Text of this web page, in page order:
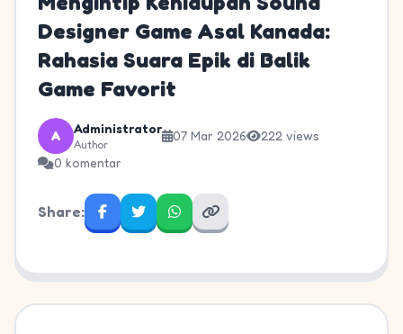
Designer Game Asal Kanada:
Rahasia Suara Epik di Balik
Game Favorit
A Administrator
Author
07 Mar 2026
222 views
0 komentar
Share: